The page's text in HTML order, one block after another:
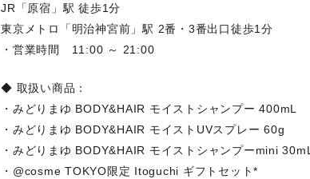
JR「原宿」駅 徒歩1分
東京メトロ「明治神宮前」駅 2番・3番出口徒歩1分
・営業時間 11:00 ～ 21:00
◆ 取扱い商品：
・みどりまゆ BODY&HAIR モイストシャンプー 400mL
・みどりまゆ BODY&HAIR モイストUVスプレー 60g
・みどりまゆ BODY&HAIR モイストシャンプーmini 30mL
・@cosme TOKYO限定 Itoguchi ギフトセット*